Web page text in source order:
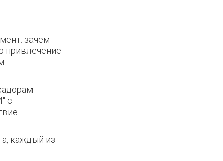
зачем
привлечение
с
каждый из